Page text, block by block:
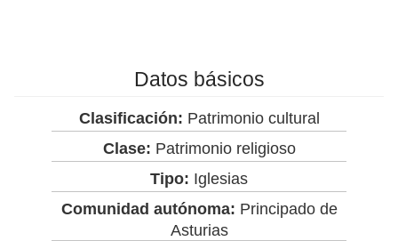
Datos básicos
Clasificación: Patrimonio cultural
Clase: Patrimonio religioso
Tipo: Iglesias
Comunidad autónoma: Principado de
Asturias